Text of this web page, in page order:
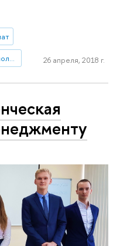
Образовательная программа «Филология» 26 апреля, 2018 г.